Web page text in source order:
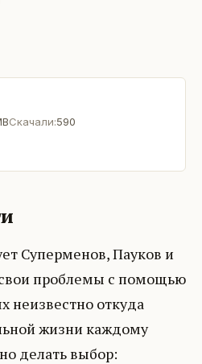
Скачали:590
Суперменов, Пауков и
проблемы с помощью
неизвестно откуда
жизни каждому
делать выбор: